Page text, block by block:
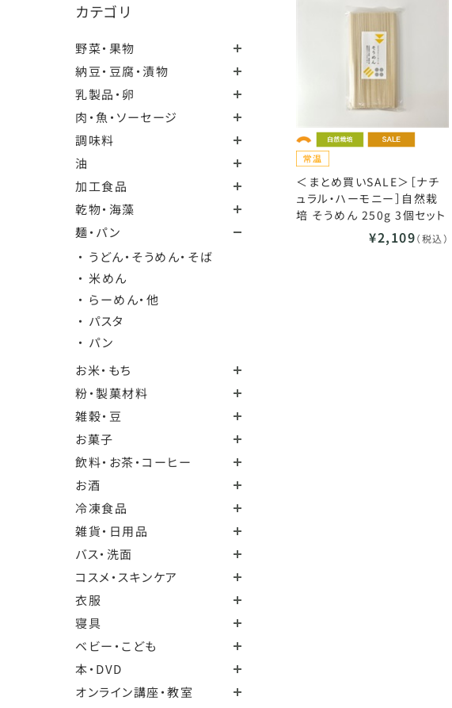
カテゴリ
野菜・果物
納豆・豆腐・漬物
乳製品・卵
肉・魚・ソーセージ
調味料
油
加工食品
乾物・海藻
麺・パン
・ うどん・そうめん・そば
・ 米めん
・ らーめん・他
・ パスタ
・ パン
お米・もち
粉・製菓材料
雑穀・豆
お菓子
飲料・お茶・コーヒー
お酒
冷凍食品
雑貨・日用品
バス・洗面
コスメ・スキンケア
衣服
寝具
ベビー・こども
本・DVD
オンライン講座・教室
＜まとめ買いSALE＞［ナチ
ュラル・ハーモニー］自然栽
培 そうめん 250g 3個セット
¥2,109（税込）